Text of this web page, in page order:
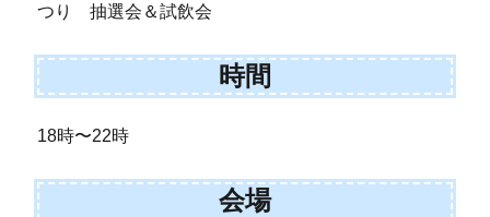
つり 抽選会＆試飲会
時間
18時〜22時
会場